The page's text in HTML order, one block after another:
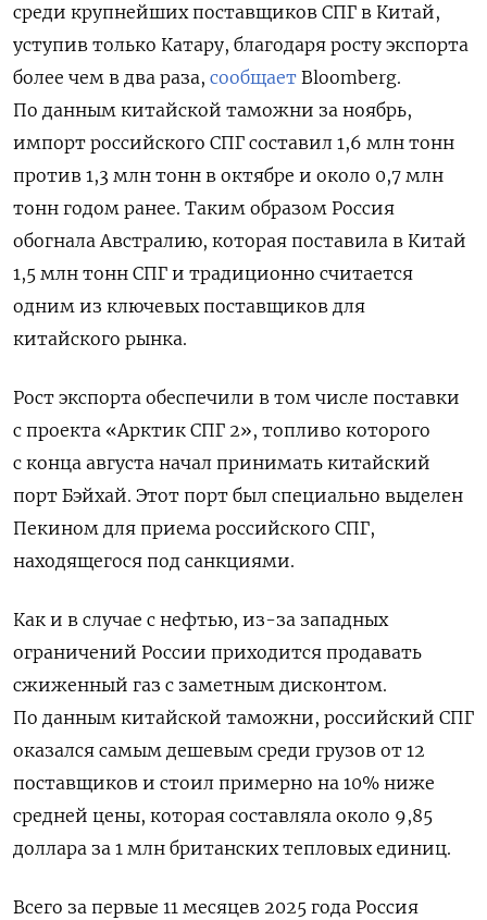
среди крупнейших поставщиков СПГ в Китай,
уступив только Катару, благодаря росту экспорта
более чем в два раза, сообщает Bloomberg.
По данным китайской таможни за ноябрь,
импорт российского СПГ составил 1,6 млн тонн
против 1,3 млн тонн в октябре и около 0,7 млн
тонн годом ранее. Таким образом Россия
обогнала Австралию, которая поставила в Китай
1,5 млн тонн СПГ и традиционно считается
одним из ключевых поставщиков для
китайского рынка.
Рост экспорта обеспечили в том числе поставки
с проекта «Арктик СПГ 2», топливо которого
с конца августа начал принимать китайский
порт Бэйхай. Этот порт был специально выделен
Пекином для приема российского СПГ,
находящегося под санкциями.
Как и в случае с нефтью, из-за западных
ограничений России приходится продавать
сжиженный газ с заметным дисконтом.
По данным китайской таможни, российский СПГ
оказался самым дешевым среди грузов от 12
поставщиков и стоил примерно на 10% ниже
средней цены, которая составляла около 9,85
доллара за 1 млн британских тепловых единиц.
Всего за первые 11 месяцев 2025 года Россия